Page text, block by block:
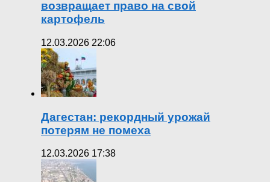
возвращает право на свой
картофель
12.03.2026 22:06
Дагестан: рекордный урожай
потерям не помеха
12.03.2026 17:38